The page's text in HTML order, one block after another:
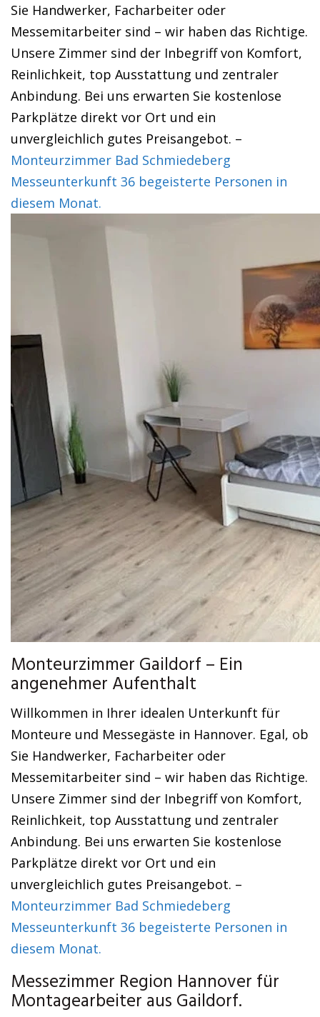
Sie Handwerker, Facharbeiter oder
Messemitarbeiter sind – wir haben das Richtige.
Unsere Zimmer sind der Inbegriff von Komfort,
Reinlichkeit, top Ausstattung und zentraler
Anbindung. Bei uns erwarten Sie kostenlose
Parkplätze direkt vor Ort und ein
unvergleichlich gutes Preisangebot. –
Monteurzimmer Bad Schmiedeberg
Messeunterkunft 36 begeisterte Personen in
diesem Monat.
Monteurzimmer Gaildorf – Ein
angenehmer Aufenthalt
Willkommen in Ihrer idealen Unterkunft für
Monteure und Messegäste in Hannover. Egal, ob
Sie Handwerker, Facharbeiter oder
Messemitarbeiter sind – wir haben das Richtige.
Unsere Zimmer sind der Inbegriff von Komfort,
Reinlichkeit, top Ausstattung und zentraler
Anbindung. Bei uns erwarten Sie kostenlose
Parkplätze direkt vor Ort und ein
unvergleichlich gutes Preisangebot. –
Monteurzimmer Bad Schmiedeberg
Messeunterkunft 36 begeisterte Personen in
diesem Monat.
Messezimmer Region Hannover für
Montagearbeiter aus Gaildorf.